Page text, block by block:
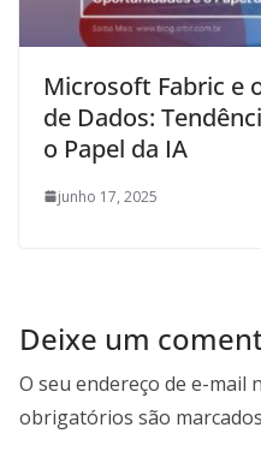
Microsoft Fabric e
de Dados:
o Papel da IA
junho 17, 2025
Deixe um
O seu endereço de e-mail
obrigatórios são